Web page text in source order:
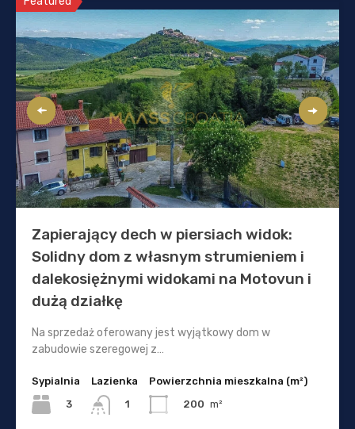
Zapierający dech w piersiach widok:
Solidny dom z własnym strumieniem i
dalekosiężnymi widokami na Motovun i
dużą działkę
Na sprzedaż oferowany jest wyjątkowy dom w
zabudowie szeregowej z…
Sypialnia
3
Lazienka
1
Powierzchnia mieszkalna (m²)
200 m²